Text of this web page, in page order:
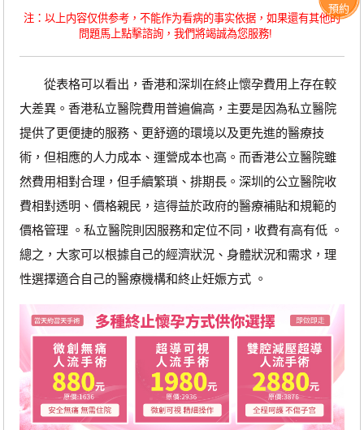
注：以上内容仅供参考，不能作为看病的事实依据，如果還有其他的
問題馬上點擊諮詢，我們將竭誠為您服務!
從表格可以看出，香港和深圳在終止懷孕費用上存在較
大差異。香港私立醫院費用普遍偏高，主要是因為私立醫院
提供了更便捷的服務、更舒適的環境以及更先進的醫療技
術，但相應的人力成本、運營成本也高。而香港公立醫院雖
然費用相對合理，但手續繁瑣、排期長。深圳的公立醫院收
費相對透明、價格親民，這得益於政府的醫療補貼和規範的
價格管理 。私立醫院則因服務和定位不同，收費有高有低 。
總之，大家可以根據自己的經濟狀況、身體狀況和需求，理
性選擇適合自己的醫療機構和終止妊娠方式 。
預約